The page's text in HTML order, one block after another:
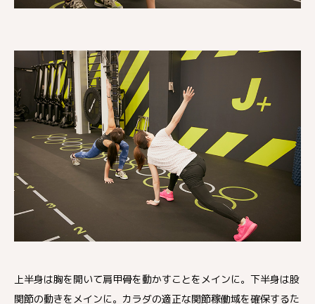
上半身は胸を開いて肩甲骨を動かすことをメインに。下半身は股
関節の動きをメインに。カラダの適正な関節稼働域を確保するた